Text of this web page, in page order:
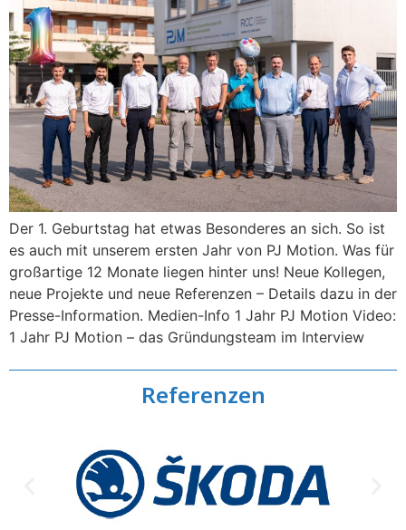
Der 1. Geburtstag hat etwas Besonderes an sich. So ist
es auch mit unserem ersten Jahr von PJ Motion. Was für
großartige 12 Monate liegen hinter uns! Neue Kollegen,
neue Projekte und neue Referenzen – Details dazu in der
Presse-Information. Medien-Info 1 Jahr PJ Motion Video:
1 Jahr PJ Motion – das Gründungsteam im Interview
Referenzen